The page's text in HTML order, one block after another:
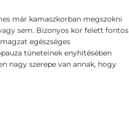
már kamaszkorban megszokni
sem. Bizonyos kor felett fontos
egészséges
tüneteinek enyhítésében
nagy szerepe van annak, hogy